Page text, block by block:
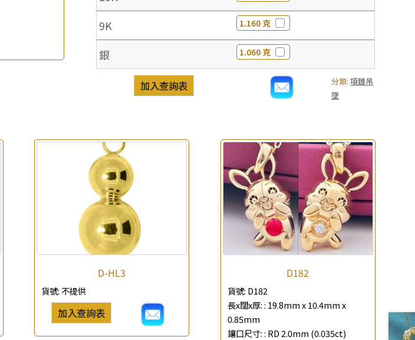
9K 1.160 克
銀 1.060 克
分類:項鏈吊
墜
加入查詢表
D-HL3
貨號: 不提供
加入查詢表
D182
貨號: D182
長x闊x厚: : 19.8mm x 10.4mm x
0.85mm
鑲口尺寸: : RD 2.0mm (0.035ct)